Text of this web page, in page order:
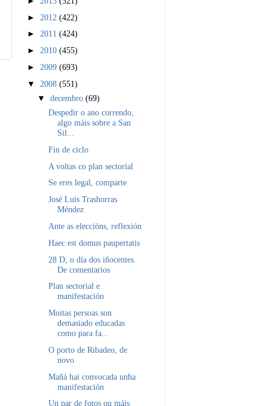
► 2012 (422)
► 2011 (424)
► 2010 (455)
► 2009 (693)
▼ 2008 (551)
▼decembro(69)
Despedir o ano correndo,
algo máis sobre a San
Sil...
Fin de ciclo
A voltas co plan sectorial
Se eres legal, comparte
José Luis Trashorras
Méndez
Ante as eleccións, reflexión
Haec est domus paupertatis
28 D, o día dos iñocentes.
De comentarios
Plan sectorial e
manifestación
Moitas persoas son
demasiado educadas
como para fa...
O porto de Ribadeo, de
novo
Mañá hai convocada unha
manifestación
Un par de fotos ou máis